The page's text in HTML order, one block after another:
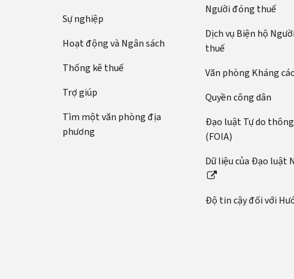
Sự nghiệp
Hoạt động và Ngân sách
Thống kê thuế
Trợ giúp
Tìm một văn phòng địa
phương
Người đóng thuế
Dịch vụ Biện hộ
thuế
Văn phòng Kháng
Quyền công dân
Đạo luật Tự do
(FOIA)
Dữ liệu của Đạo luật
Độ tin cậy đối với